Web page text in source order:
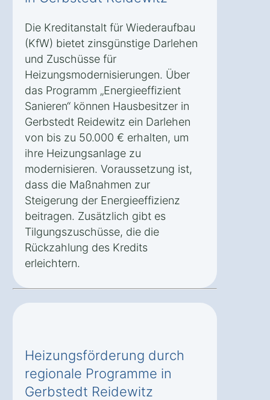
Die Kreditanstalt für Wiederaufbau
(KfW) bietet zinsgünstige Darlehen
und Zuschüsse für
Heizungsmodernisierungen. Über
das Programm „Energieeffizient
Sanieren“ können Hausbesitzer in
Gerbstedt Reidewitz ein Darlehen
von bis zu 50.000 € erhalten, um
ihre Heizungsanlage zu
modernisieren. Voraussetzung ist,
dass die Maßnahmen zur
Steigerung der Energieeffizienz
beitragen. Zusätzlich gibt es
Tilgungszuschüsse, die die
Rückzahlung des Kredits
erleichtern.
Heizungsförderung durch
regionale Programme in
Gerbstedt Reidewitz